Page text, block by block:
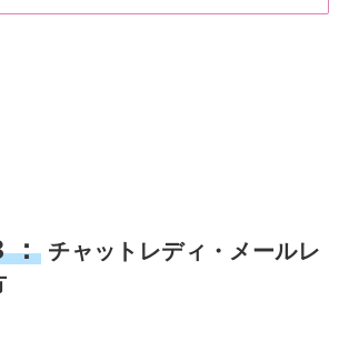
：チャットレディ・メールレ